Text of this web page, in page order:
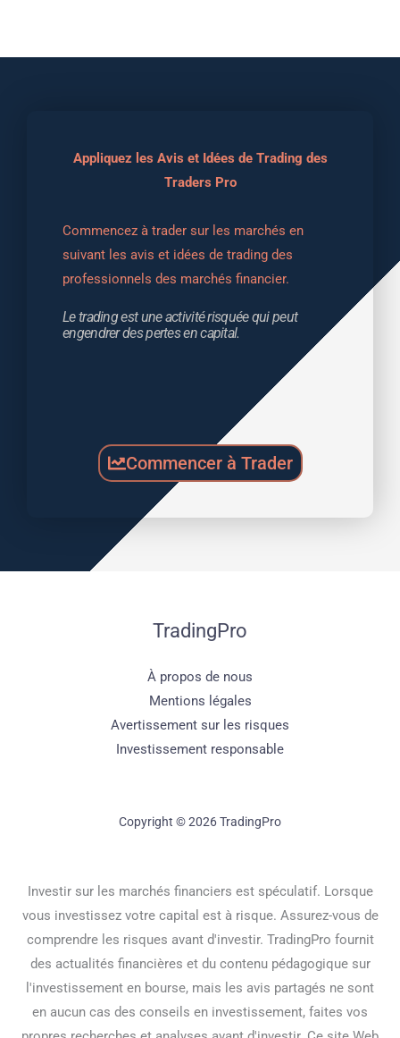
Appliquez les Avis et Idées de Trading des
Traders Pro
Commencez à trader sur les marchés en
suivant les avis et idées de trading des
professionnels des marchés financier.
Le trading est une activité risquée qui peut
engendrer des pertes en capital.
Commencer à Trader
TradingPro
À propos de nous
Mentions légales
Avertissement sur les risques
Investissement responsable
Copyright © 2026 TradingPro
Investir sur les marchés financiers est spéculatif. Lorsque
vous investissez votre capital est à risque. Assurez-vous de
comprendre les risques avant d'investir. TradingPro fournit
des actualités financières et du contenu pédagogique sur
l'investissement en bourse, mais les avis partagés ne sont
en aucun cas des conseils en investissement, faites vos